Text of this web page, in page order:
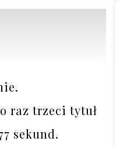
raz trzeci tytuł
sekund.